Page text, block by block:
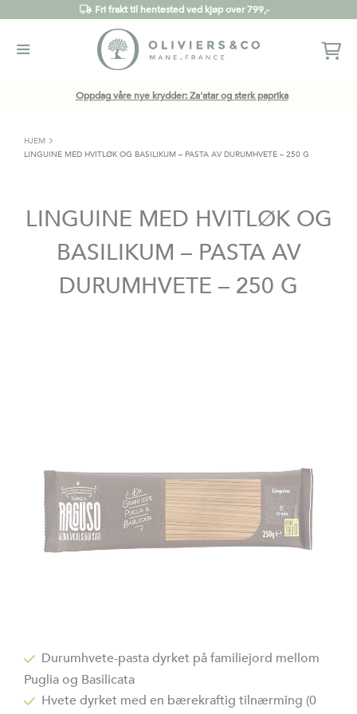
Fri frakt til hentested ved kjøp over 799,-
Oppdag våre nye krydder: Za'atar og sterk paprika
begynnelsen
av
bildegalleri
HJEM
LINGUINE MED HVITLØK OG BASILIKUM – PASTA AV DURUMHVETE – 250 G
LINGUINE MED HVITLØK OG
BASILIKUM – PASTA AV
DURUMHVETE – 250 G
Durumhvete-pasta dyrket på familiejord mellom
Puglia og Basilicata
Hvete dyrket med en bærekraftig tilnærming (0